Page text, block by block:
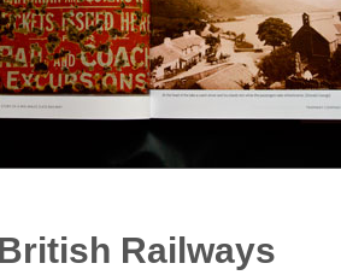
Railways